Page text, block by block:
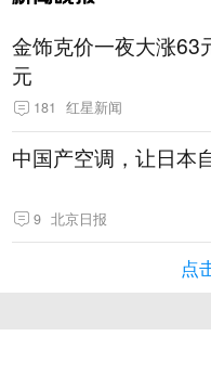
金饰克价一夜大涨63
元
181 红星新闻
中国产空调，让日本
9 北京日报
点